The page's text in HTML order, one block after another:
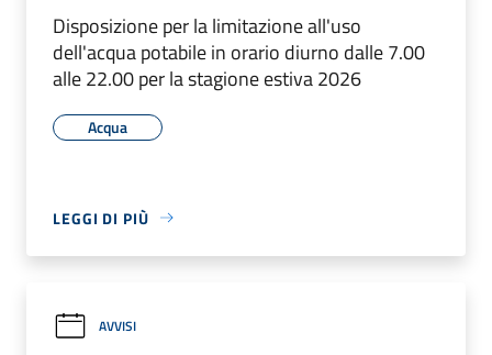
Disposizione per la limitazione all'uso
dell'acqua potabile in orario diurno dalle 7.00
alle 22.00 per la stagione estiva 2026
Acqua
LEGGI DI PIÙ
AVVISI